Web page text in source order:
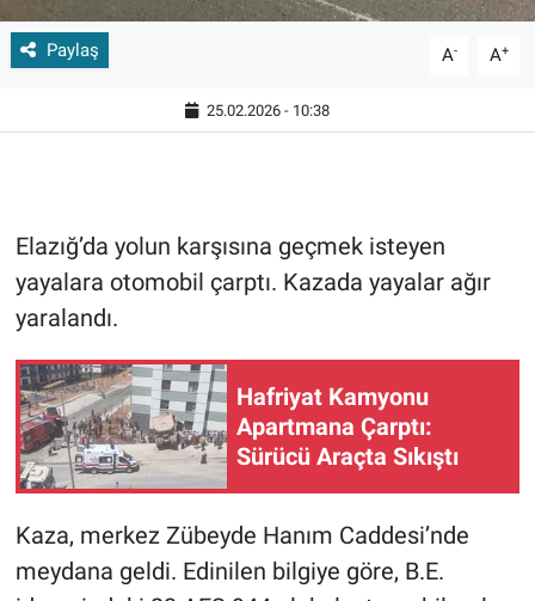
Paylaş A- A+
25.02.2026 - 10:38
Elazığ’da yolun karşısına geçmek isteyen
yayalara otomobil çarptı. Kazada yayalar ağır
yaralandı.
Hafriyat Kamyonu
Apartmana Çarptı:
Sürücü Araçta Sıkıştı
Kaza, merkez Zübeyde Hanım Caddesi’nde
meydana geldi. Edinilen bilgiye göre, B.E.